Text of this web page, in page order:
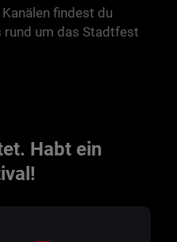
findest du
rund um das Stadtfest
Habt ein